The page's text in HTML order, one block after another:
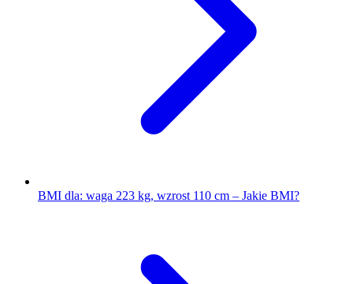
BMI dla: waga 223 kg, wzrost 110 cm – Jakie BMI?